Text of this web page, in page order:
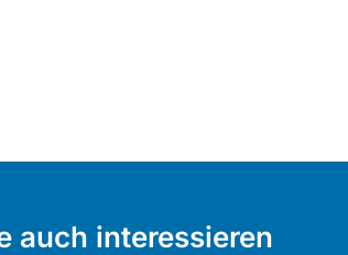
auch interessieren